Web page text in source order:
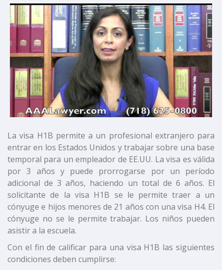
La visa H1B permite a un profesional extranjero para
entrar en los Estados Unidos y trabajar sobre una base
temporal para un empleador de EE.UU. La visa es válida
por 3 años y puede prorrogarse por un período
adicional de 3 años, haciendo un total de 6 años. El
solicitante de la visa H1B se le permite traer a un
cónyuge e hijos menores de 21 años con una visa H4. El
cónyuge no se le permite trabajar. Los niños pueden
asistir a la escuela.
Con el fin de calificar para una visa H1B las siguientes
condiciones deben cumplirse: